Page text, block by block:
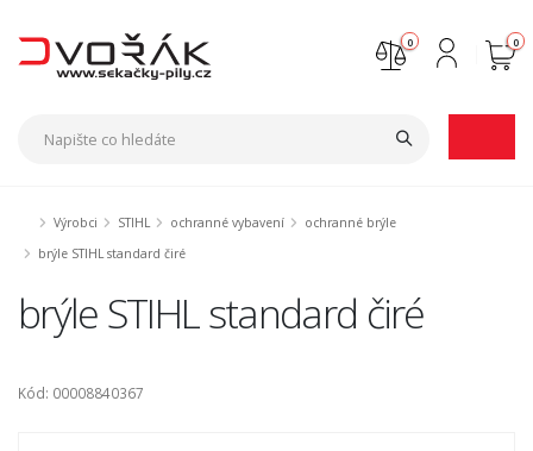
0
0
Výrobci STIHL ochranné vybavení
ochranné brýle
brýle STIHL standard čiré
brýle STIHL standard čiré
Kód: 00008840367